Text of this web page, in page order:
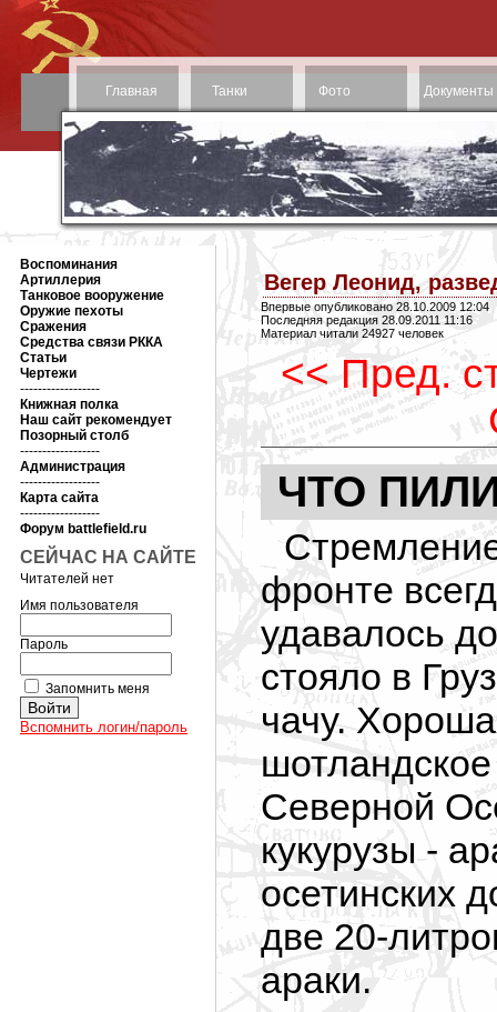
Главная Танки Фото Документы
Воспоминания
Артиллерия
Танковое вооружение
Оружие пехоты
Сражения
Средства связи РККА
Статьи
Чертежи
------------------
Книжная полка
Наш сайт рекомендует
Позорный столб
------------------
Администрация
------------------
Карта сайта
------------------
Форум battlefield.ru
СЕЙЧАС НА САЙТЕ
Читателей нет
Имя пользователя
Пароль
Запомнить меня
Вспомнить логин/пароль
Вегер Леонид,
Впервые опубликовано 28.10.2009 12:04
Последняя редакция 28.09.2011 11:16
Материал читали 24927 человек
<< Пред.
ЧТО
фронте
удавалось
стояло в
чачу.
Северной
кукурузы -
осетинских
две 20-
араки.